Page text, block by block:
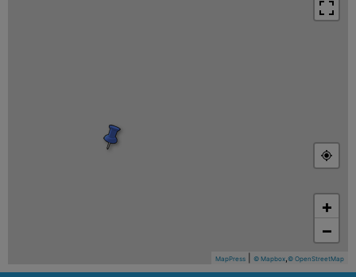
+
−
MapPress © Mapbox © OpenStreetMap